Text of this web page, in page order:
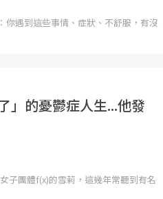
你遇到這些事情、症狀、不舒服，有沒
」的憂鬱症人生...他發
子團體f(x)的雪莉，這幾年常聽到有名